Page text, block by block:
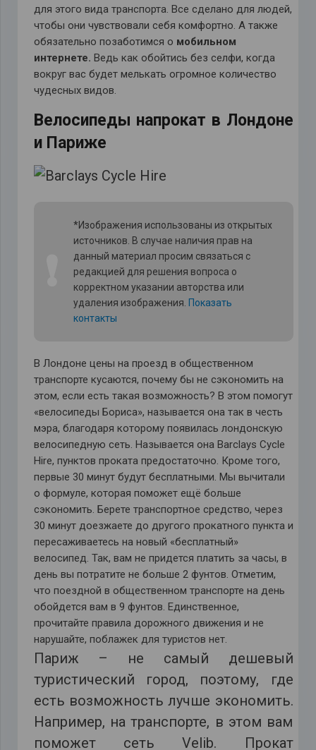
для этого вида транспорта. Все сделано для людей,
чтобы они чувствовали себя комфортно. А также
обязательно позаботимся о мобильном
интернете. Ведь как обойтись без селфи, когда
вокруг вас будет мелькать огромное количество
чудесных видов.
Велосипеды напрокат в Лондоне
и Париже
*Изображения использованы из открытых
источников. В случае наличия прав на
данный материал просим связаться с
редакцией для решения вопроса о
корректном указании авторства или
удаления изображения. Показать
контакты
В Лондоне цены на проезд в общественном
транспорте кусаются, почему бы не сэкономить на
этом, если есть такая возможность? В этом помогут
«велосипеды Бориса», называется она так в честь
мэра, благодаря которому появилась лондонскую
велосипедную сеть. Называется она Barclays Cycle
Hire, пунктов проката предостаточно. Кроме того,
первые 30 минут будут бесплатными. Мы вычитали
о формуле, которая поможет ещё больше
сэкономить. Берете транспортное средство, через
30 минут доезжаете до другого прокатного пункта и
пересаживаетесь на новый «бесплатный»
велосипед. Так, вам не придется платить за часы, в
день вы потратите не больше 2 фунтов. Отметим,
что поездной в общественном транспорте на день
обойдется вам в 9 фунтов. Единственное,
прочитайте правила дорожного движения и не
нарушайте, поблажек для туристов нет.
Париж – не самый дешевый
туристический город, поэтому, где
есть возможность лучше экономить.
Например, на транспорте, в этом вам
поможет сеть Velib. Прокат